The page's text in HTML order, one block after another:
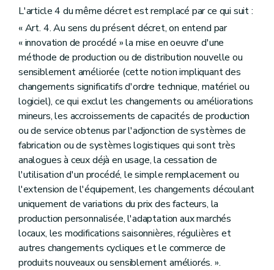
L'article 4 du même décret est remplacé par ce qui suit :
« Art. 4. Au sens du présent décret, on entend par
« innovation de procédé » la mise en oeuvre d'une
méthode de production ou de distribution nouvelle ou
sensiblement améliorée (cette notion impliquant des
changements significatifs d'ordre technique, matériel ou
logiciel), ce qui exclut les changements ou améliorations
mineurs, les accroissements de capacités de production
ou de service obtenus par l'adjonction de systèmes de
fabrication ou de systèmes logistiques qui sont très
analogues à ceux déjà en usage, la cessation de
l'utilisation d'un procédé, le simple remplacement ou
l'extension de l'équipement, les changements découlant
uniquement de variations du prix des facteurs, la
production personnalisée, l'adaptation aux marchés
locaux, les modifications saisonnières, régulières et
autres changements cycliques et le commerce de
produits nouveaux ou sensiblement améliorés. ».